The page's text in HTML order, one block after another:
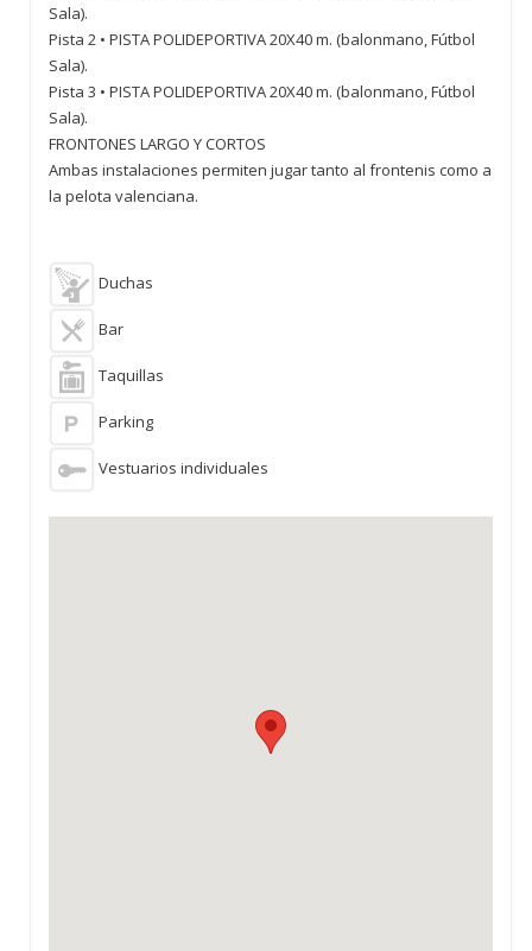
Sala).
Pista 2 • PISTA POLIDEPORTIVA 20X40 m. (balonmano, Fútbol
Sala).
Pista 3 • PISTA POLIDEPORTIVA 20X40 m. (balonmano, Fútbol
Sala).
FRONTONES LARGO Y CORTOS
Ambas instalaciones permiten jugar tanto al frontenis como a
la pelota valenciana.
Duchas
Bar
Taquillas
Parking
Vestuarios individuales